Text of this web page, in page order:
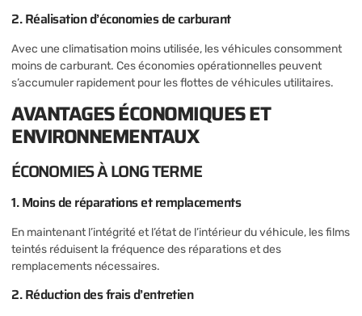
2. Réalisation d’économies de carburant
Avec une climatisation moins utilisée, les véhicules consomment
moins de carburant. Ces économies opérationnelles peuvent
s’accumuler rapidement pour les flottes de véhicules utilitaires.
AVANTAGES ÉCONOMIQUES ET
ENVIRONNEMENTAUX
ÉCONOMIES À LONG TERME
1. Moins de réparations et remplacements
En maintenant l’intégrité et l’état de l’intérieur du véhicule, les films
teintés réduisent la fréquence des réparations et des
remplacements nécessaires.
2. Réduction des frais d’entretien